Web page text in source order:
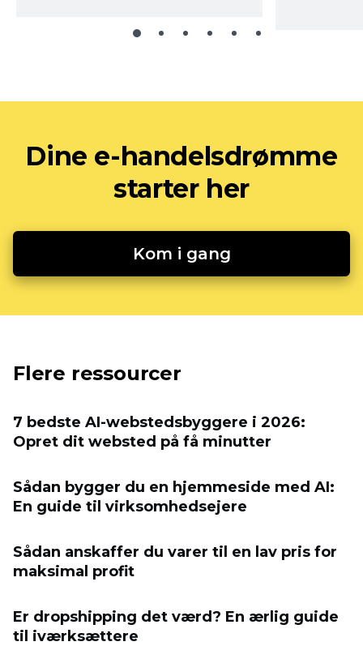
Dine e-handelsdrømme
starter her
Kom i gang
Flere ressourcer
7 bedste AI-webstedsbyggere i 2026:
Opret dit websted på få minutter
Sådan bygger du en hjemmeside med AI:
En guide til virksomhedsejere
Sådan anskaffer du varer til en lav pris for
maksimal profit
Er dropshipping det værd? En ærlig guide
til iværksættere